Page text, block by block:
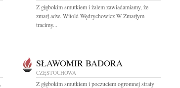
Z głębokim smutkiem i żalem zawiadamiamy, że
zmarł adw. Witold Wędrychowicz W Zmarłym
tracimy...
SŁAWOMIR BADORA
CZĘSTOCHOWA
Z głębokim smutkiem i poczuciem ogromnej straty